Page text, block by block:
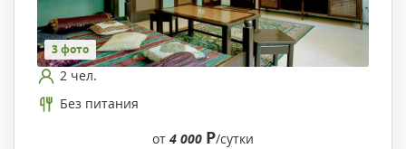
3 фото
2 чел.
Без питания
от 4 000 Р/сутки